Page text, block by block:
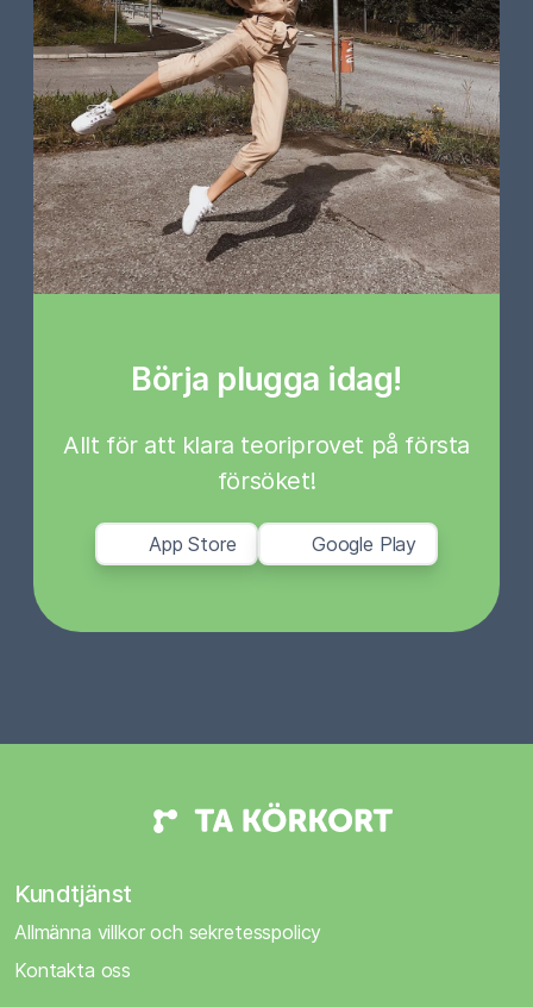
Börja plugga idag!
Allt för att klara teoriprovet på första
försöket!
App Store Google Play
Kundtjänst
Allmänna villkor och sekretesspolicy
Kontakta oss